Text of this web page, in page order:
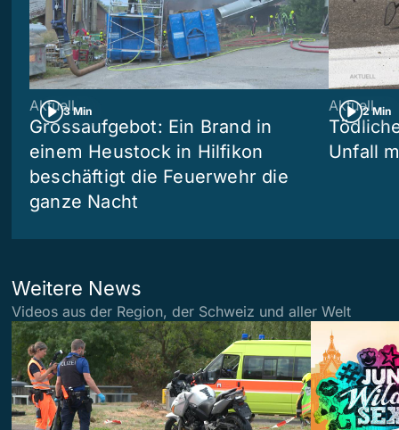
3 Min
Aktuell
Grossaufgebot: Ein Brand in
einem Heustock in Hilfikon
beschäftigt die Feuerwehr die
ganze Nacht
2 Min
Aktuell
Unfall
Weitere News
Videos aus der Region, der Schweiz und aller Welt